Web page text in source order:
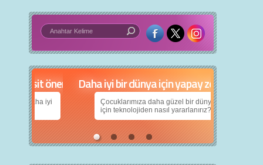
Daha iyi bir dünya için yapay zekâ
Çocuklarımıza daha güzel bir dünya bırakabilmek
için teknolojiden nasıl yararlanırız?